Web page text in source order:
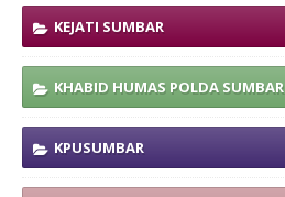
KEJATI SUMBAR
KHABID HUMAS POLDA SUMBAR
KPUSUMBAR